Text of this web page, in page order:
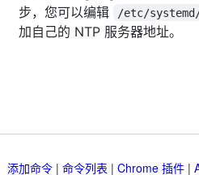
步，您可以编辑
/etc/
加自己的 NTP 服务器地址。
添加命令 | 命令列表 | Chrome 插件 |